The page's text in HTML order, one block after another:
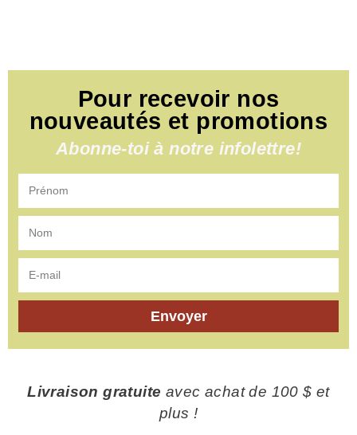
Pour recevoir nos
nouveautés et promotions
Abonne-toi à notre infolettre!
Envoyer
Livraison gratuite avec achat de 100 $ et
plus !